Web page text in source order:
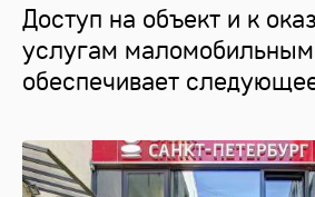
Доступ на объект и к
услугам
обеспечивает